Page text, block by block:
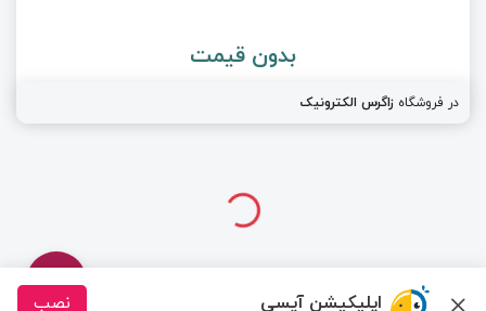
بدون قیمت
در فروشگاه زاگرس الکترونیک
اپلیکیشن آیسی نصب